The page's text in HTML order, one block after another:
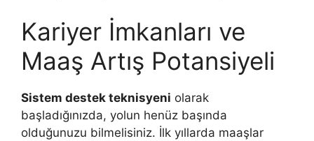
Kariyer İmkanları ve
Maaş Artış Potansiyeli
Sistem destek teknisyeni olarak
başladığınızda, yolun henüz başında
olduğunuzu bilmelisiniz. İlk yıllarda maaşlar